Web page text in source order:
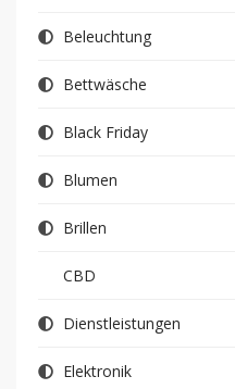
Beleuchtung
Bettwäsche
Black Friday
Blumen
Brillen
CBD
Dienstleistungen
Elektronik